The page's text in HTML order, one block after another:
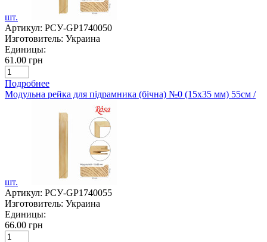
шт.
Артикул: РСУ-GP1740050
Изготовитель: Украина
Единицы:
61.00 грн
Подробнее
Модульна рейка для підрамника (бічна) №0 (15х35 мм) 55см /
шт.
Артикул: РСУ-GP1740055
Изготовитель: Украина
Единицы:
66.00 грн